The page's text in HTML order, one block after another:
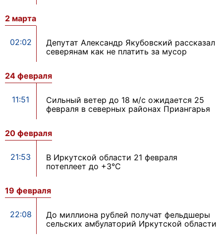
2 марта
02:02
Депутат Александр Якубовский рассказал
северянам как не платить за мусор
24 февраля
11:51
Сильный ветер до 18 м/с ожидается 25
февраля в северных районах Приангарья
20 февраля
21:53
В Иркутской области 21 февраля
потеплеет до +3°С
19 февраля
22:08
До миллиона рублей получат фельдшеры
сельских амбулаторий Иркутской области